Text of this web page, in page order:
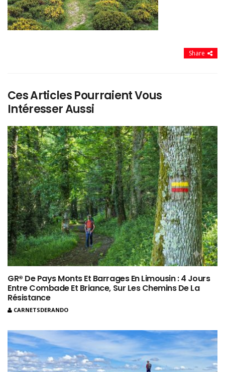
Share
Ces Articles Pourraient Vous
Intéresser Aussi
GR® De Pays Monts Et Barrages En Limousin : 4 Jours
Entre Combade Et Briance, Sur Les Chemins De La
Résistance
CARNETSDERANDO